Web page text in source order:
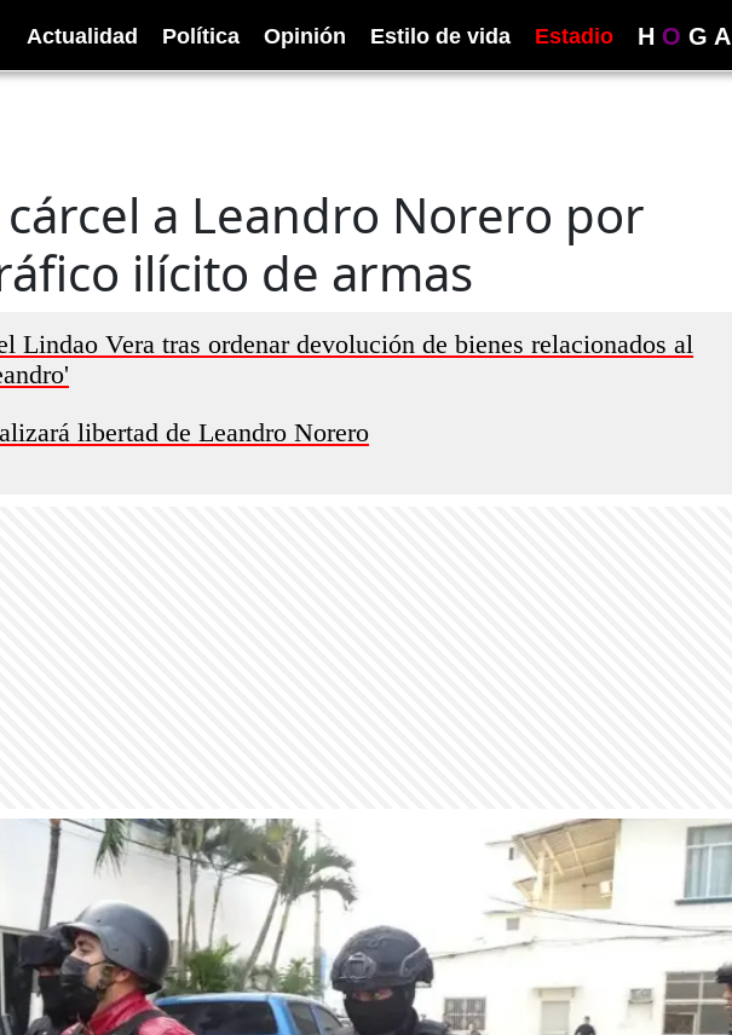
Actualidad Política Opinión Estilo de vida Estadio H O G A
cárcel a Leandro Norero por
ilícito de armas
Lindao Vera tras ordenar devolución de bienes relacionados al
libertad de Leandro Norero